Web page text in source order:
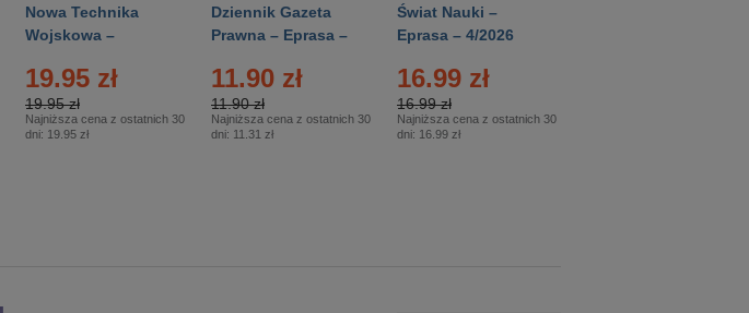
Nowa Technika
Wojskowa –
19.95 zł
19.95 zł
Najniższa cena z ostatnich 30
dni: 19.95 zł
Dziennik Gazeta
Prawna – Eprasa –
11.90 zł
11.90 zł
Najniższa cena z ostatnich 30
dni: 11.31 zł
Świat Nauki –
Eprasa – 4/2026
16.99 zł
16.99 zł
Najniższa cena z ostatnich 30
dni: 16.99 zł